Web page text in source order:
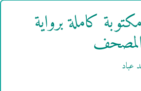
كاملة برواية
عباد